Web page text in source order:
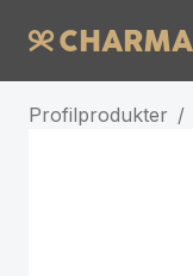
Profilprodukter /